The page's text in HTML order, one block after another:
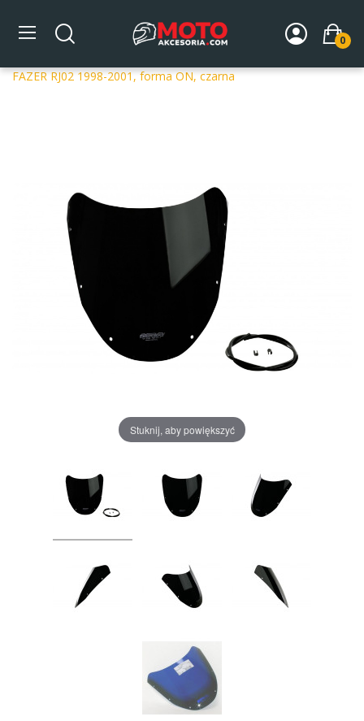
0
Strona główna DLA MOTOCYKLA Szyby
Szyby
FAZER RJ02 1998-2001, forma ON, czarna
Stuknij, aby powiększyć